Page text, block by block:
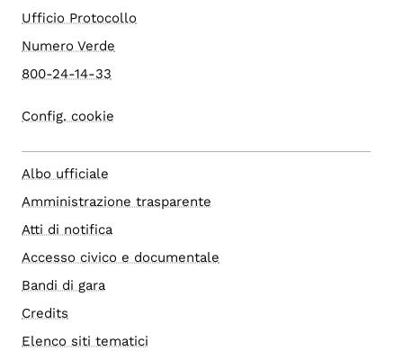
Ufficio Protocollo
Numero Verde
800-24-14-33
Config. cookie
Albo ufficiale
Amministrazione trasparente
Atti di notifica
Accesso civico e documentale
Bandi di gara
Credits
Elenco siti tematici